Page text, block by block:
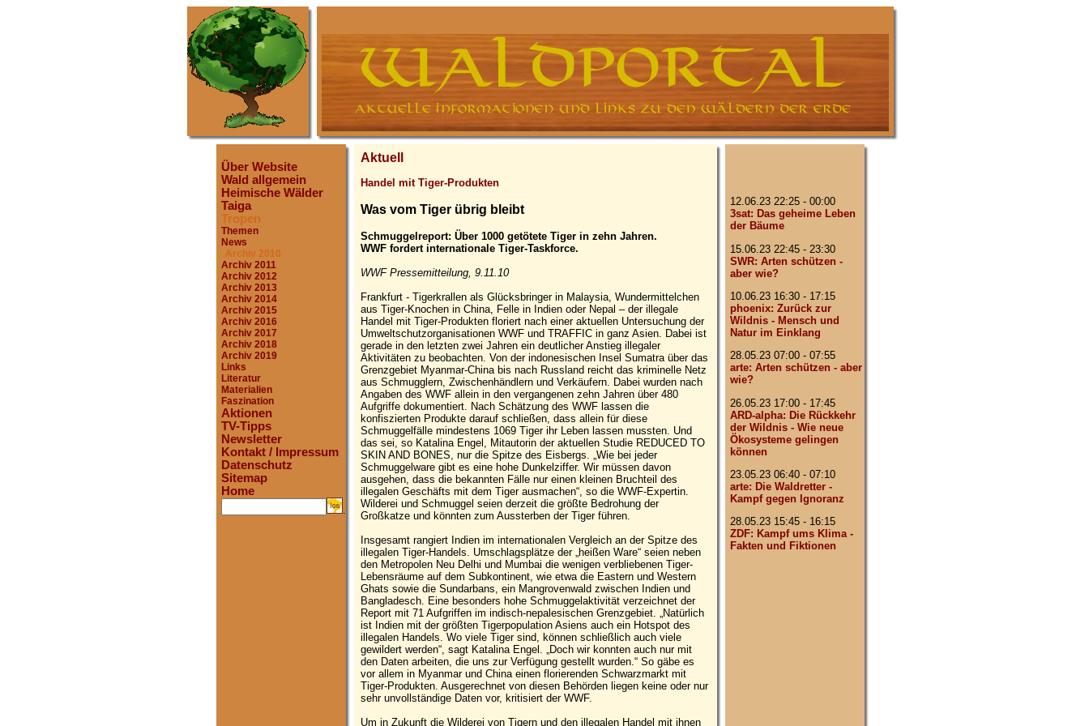
Über Website
Wald allgemein
Heimische Wälder
Taiga
Tropen
Themen
News
Archiv 2010
Archiv 2011
Archiv 2012
Archiv 2013
Archiv 2014
Archiv 2015
Archiv 2016
Archiv 2017
Archiv 2018
Archiv 2019
Links
Literatur
Materialien
Faszination
Aktionen
TV-Tipps
Newsletter
Kontakt / Impressum
Datenschutz
Sitemap
Home
.
Aktuell
Handel mit Tiger-Produkten
Was vom Tiger übrig bleibt
Schmuggelreport: Über 1000 getötete Tiger in zehn Jahren.
WWF fordert internationale Tiger-Taskforce.
WWF Pressemitteilung, 9.11.10
Frankfurt - Tigerkrallen als Glücksbringer in Malaysia, Wundermittelchen
aus Tiger-Knochen in China, Felle in Indien oder Nepal – der illegale
Handel mit Tiger-Produkten floriert nach einer aktuellen Untersuchung der
Umweltschutzorganisationen WWF und TRAFFIC in ganz Asien. Dabei ist
gerade in den letzten zwei Jahren ein deutlicher Anstieg illegaler
Aktivitäten zu beobachten. Von der indonesischen Insel Sumatra über das
Grenzgebiet Myanmar-China bis nach Russland reicht das kriminelle Netz
aus Schmugglern, Zwischenhändlern und Verkäufern. Dabei wurden nach
Angaben des WWF allein in den vergangenen zehn Jahren über 480
Aufgriffe dokumentiert. Nach Schätzung des WWF lassen die
konfiszierten Produkte darauf schließen, dass allein für diese
Schmuggelfälle mindestens 1069 Tiger ihr Leben lassen mussten. Und
das sei, so Katalina Engel, Mitautorin der aktuellen Studie REDUCED TO
SKIN AND BONES, nur die Spitze des Eisbergs. „Wie bei jeder
Schmuggelware gibt es eine hohe Dunkelziffer. Wir müssen davon
ausgehen, dass die bekannten Fälle nur einen kleinen Bruchteil des
illegalen Geschäfts mit dem Tiger ausmachen“, so die WWF-Expertin.
Wilderei und Schmuggel seien derzeit die größte Bedrohung der
Großkatze und könnten zum Aussterben der Tiger führen.
Insgesamt rangiert Indien im internationalen Vergleich an der Spitze des
illegalen Tiger-Handels. Umschlagsplätze der „heißen Ware“ seien neben
den Metropolen Neu Delhi und Mumbai die wenigen verbliebenen Tiger-
Lebensräume auf dem Subkontinent, wie etwa die Eastern und Western
Ghats sowie die Sundarbans, ein Mangrovenwald zwischen Indien und
Bangladesch. Eine besonders hohe Schmuggelaktivität verzeichnet der
Report mit 71 Aufgriffen im indisch-nepalesischen Grenzgebiet. „Natürlich
ist Indien mit der größten Tigerpopulation Asiens auch ein Hotspot des
illegalen Handels. Wo viele Tiger sind, können schließlich auch viele
gewildert werden“, sagt Katalina Engel. „Doch wir konnten auch nur mit
den Daten arbeiten, die uns zur Verfügung gestellt wurden.“ So gäbe es
vor allem in Myanmar und China einen florierenden Schwarzmarkt mit
Tiger-Produkten. Ausgerechnet von diesen Behörden liegen keine oder nur
sehr unvollständige Daten vor, kritisiert der WWF.
Um in Zukunft die Wilderei von Tigern und den illegalen Handel mit ihnen
12.06.23 22:25 - 00:00
3sat: Das geheime Leben
der Bäume
15.06.23 22:45 - 23:30
SWR: Arten schützen -
aber wie?
10.06.23 16:30 - 17:15
phoenix: Zurück zur
Wildnis - Mensch und
Natur im Einklang
28.05.23 07:00 - 07:55
arte: Arten schützen - aber
wie?
26.05.23 17:00 - 17:45
ARD-alpha: Die Rückkehr
der Wildnis - Wie neue
Ökosysteme gelingen
können
23.05.23 06:40 - 07:10
arte: Die Waldretter -
Kampf gegen Ignoranz
28.05.23 15:45 - 16:15
ZDF: Kampf ums Klima -
Fakten und Fiktionen